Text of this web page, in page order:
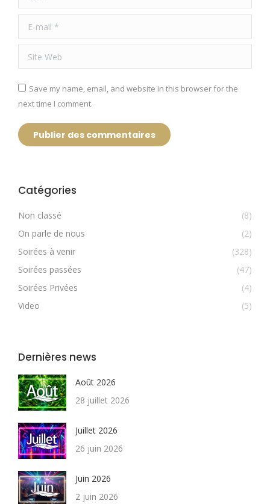
E-mail *
Site Web
Save my name, email, and website in this browser for the
next time I comment.
Publier des commentaires
Catégories
Non classé
(8)
On parle de nous
(2)
Soirées à venir
(328)
Soirées passées
(47)
Soirées Privées
(4)
Video
(5)
Dernières news
Août 2026
28 juillet 2026
Juillet 2026
26 juin 2026
Juin 2026
2 juin 2026